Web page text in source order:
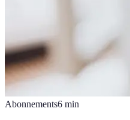
Abonnements6 min